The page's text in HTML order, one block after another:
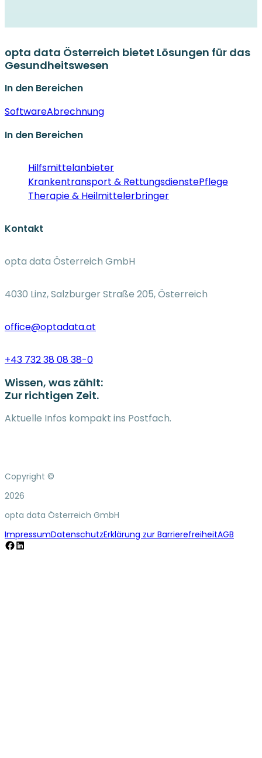
opta data Österreich bietet Lösungen für das
Gesundheitswesen
In den Bereichen
SoftwareAbrechnung
In den Bereichen
Hilfsmittelanbieter
Krankentransport & RettungsdienstePflege
Therapie & Heilmittelerbringer
Kontakt
opta data Österreich GmbH
4030 Linz, Salzburger Straße 205, Österreich
office@optadata.at
+43 732 38 08 38-0
Wissen, was zählt:
Zur richtigen Zeit.
Aktuelle Infos kompakt ins Postfach.
Copyright ©
2026
opta data Österreich GmbH
ImpressumDatenschutzErklärung zur BarrierefreiheitAGB
Facebook